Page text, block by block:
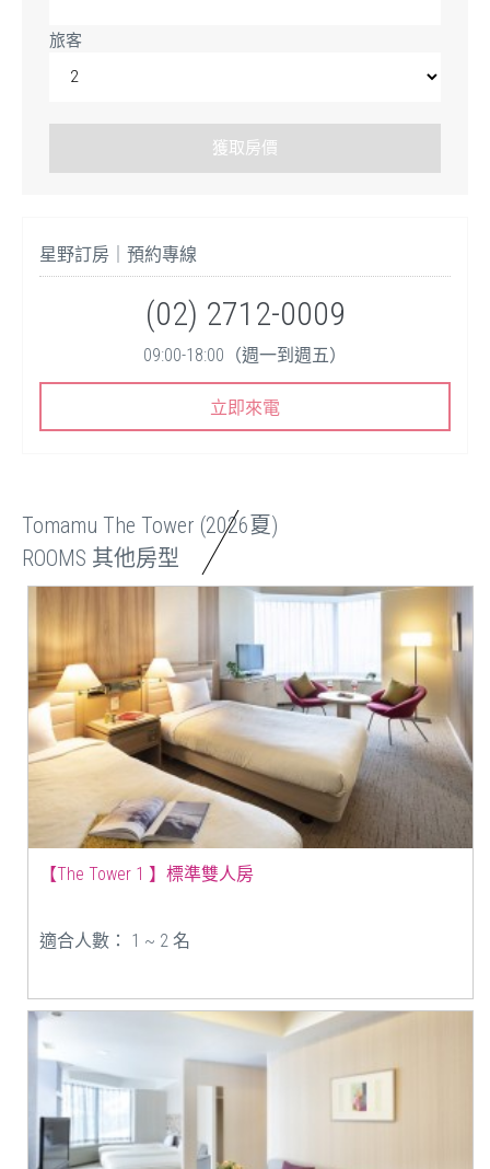
旅客
星野訂房｜預約專線
(02) 2712-0009
09:00-18:00（週一到週五）
立即來電
Tomamu The Tower (2026夏)
ROOMS 其他房型
【The Tower 1 】標準雙人房
適合人數： 1 ~ 2 名